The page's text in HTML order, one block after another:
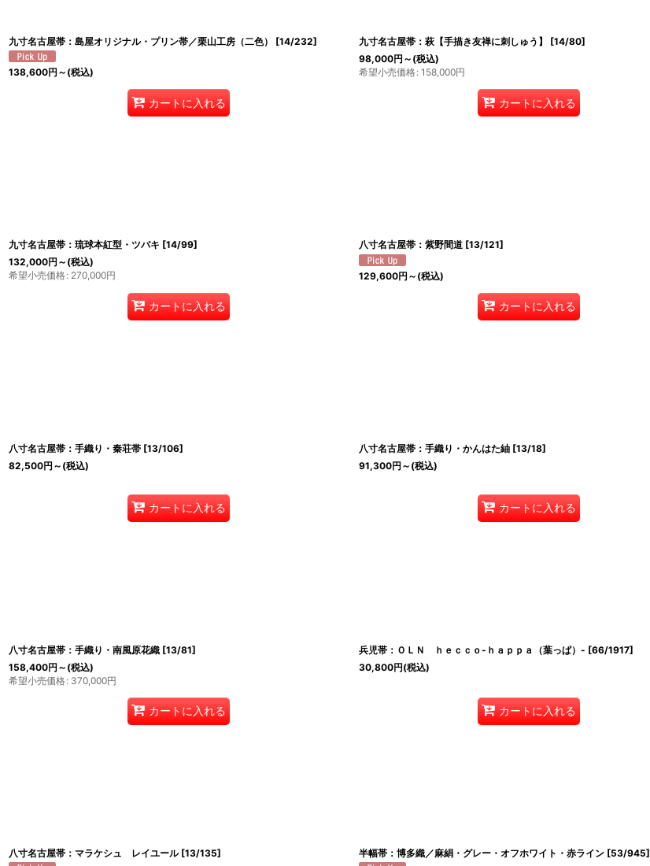
九寸名古屋帯：島屋オリジナル・プリン帯／栗山工房（二色） [14/232]
138,600円 ～ (税込)
カートに入れる
九寸名古屋帯：萩【手描き友禅に刺しゅう】 [14/80]
98,000円 ～ (税込)
希望小売価格: 158,000円
カートに入れる
九寸名古屋帯：琉球本紅型・ツバキ [14/99]
132,000円 ～ (税込)
希望小売価格: 270,000円
カートに入れる
八寸名古屋帯：紫野間道 [13/121]
129,600円 ～ (税込)
カートに入れる
八寸名古屋帯：手織り・秦荘帯 [13/106]
82,500円 ～ (税込)
カートに入れる
八寸名古屋帯：手織り・かんはた紬 [13/18]
91,300円 ～ (税込)
カートに入れる
八寸名古屋帯：手織り・南風原花織 [13/81]
158,400円 ～ (税込)
希望小売価格: 370,000円
カートに入れる
兵児帯：ＯＬＮ ｈｅｃｃｏ-ｈａｐｐａ（葉っぱ）- [66/1917]
30,800円(税込)
カートに入れる
八寸名古屋帯：マラケシュ レイユール [13/135] 半幅帯：博多織／麻絹・グレー・オフホワイト・赤ライン [53/945]